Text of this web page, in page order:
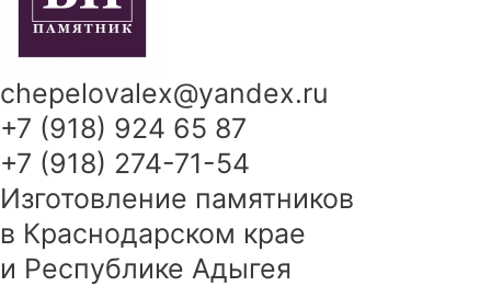
chepelovalex@yandex.ru
+7 (918) 924 65 87
+7 (918) 274-71-54
Изготовление памятников
в Краснодарском крае
и Республике Адыгея